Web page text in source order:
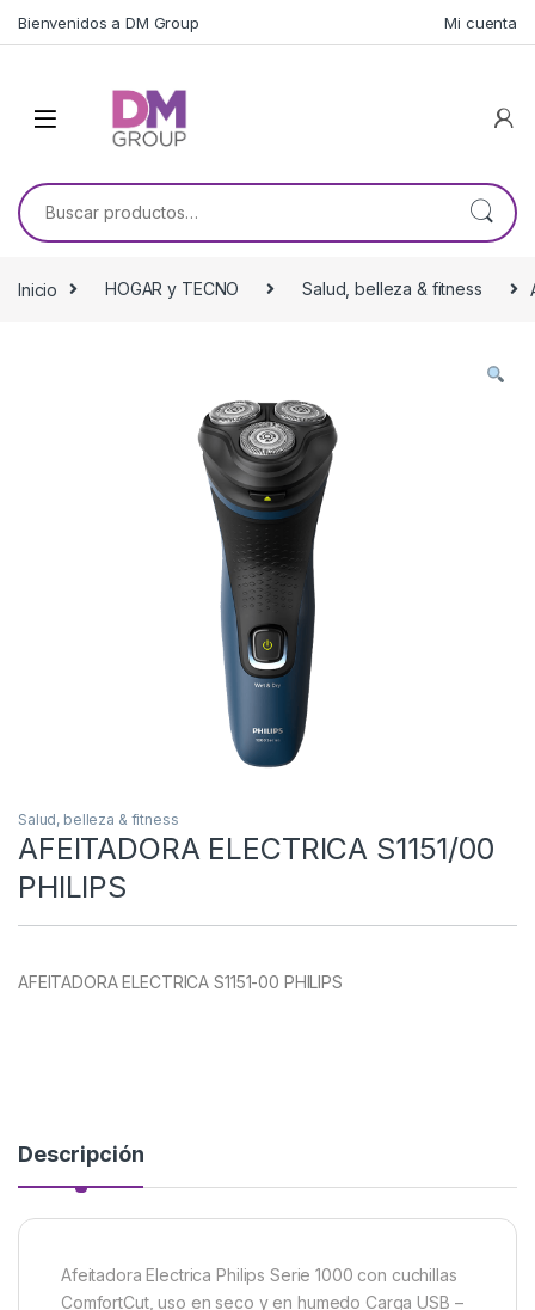
Bienvenidos a DM Group Mi cuenta
Buscar por:
Inicio HOGAR y TECNO Salud, belleza & fitness
Salud, belleza & fitness
AFEITADORA ELECTRICA S1151/00
PHILIPS
AFEITADORA ELECTRICA S1151-00 PHILIPS
Descripción
Afeitadora Electrica Philips Serie 1000 con cuchillas
ComfortCut, uso en seco y en humedo Carga USB –